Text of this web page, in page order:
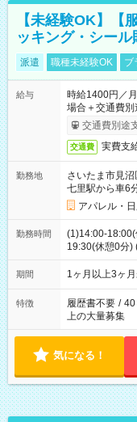
【未経験OK】【
ッキング・シール
派遣 職種未経験OK ブ
給与
時給1400円／
場合＋交通費別
交通費別途
交通費 実費支
勤務地
さいたま市見沼
七里駅から車6
アパレル・
勤務時間
(1)14:00-
19:30(休憩0分)
ます
期間 1ヶ月以上3ヶ
特徴 履歴書不要 / 40
上の大量募集
気になる！